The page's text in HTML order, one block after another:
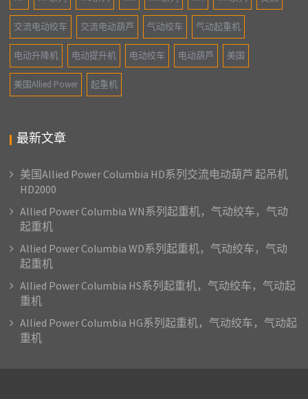
交流电动绞车 交流电动葫芦 气动绞车 气动起重机
电动升降机 电动提升机 电动绞车 电动葫芦 美国
美国Allied Power 起重机
最新文章
美国Allied Power Columbia HD系列交流电动葫芦 起吊机
HD2000
Allied Power Columbia WN系列起重机，气动绞车，气动
起重机
Allied Power Columbia WD系列起重机，气动绞车，气动
起重机
Allied Power Columbia HS系列起重机，气动绞车，气动起
重机
Allied Power Columbia HG系列起重机，气动绞车，气动起
重机